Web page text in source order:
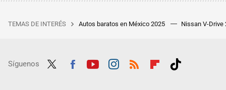
TEMAS DE INTERÉS Autos baratos en México 2025 Nissan V-Drive
Síguenos